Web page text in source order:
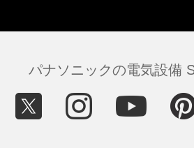
パナソニックの電気設備